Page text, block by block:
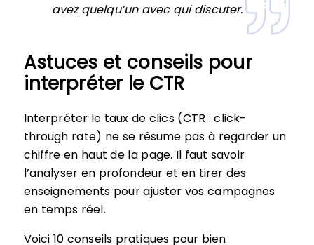
avez quelqu’un avec qui discuter.
Astuces et conseils pour
interpréter le CTR
Interpréter le taux de clics (CTR : click-
through rate) ne se résume pas à regarder un
chiffre en haut de la page. Il faut savoir
l’analyser en profondeur et en tirer des
enseignements pour ajuster vos campagnes
en temps réel.
Voici 10 conseils pratiques pour bien